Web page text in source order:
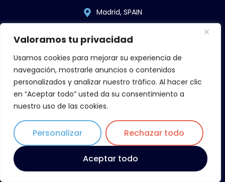
Valoramos tu privacidad
Usamos cookies para mejorar su experiencia de
navegación, mostrarle anuncios o contenidos
personalizados y analizar nuestro tráfico. Al hacer clic
en “Aceptar todo” usted da su consentimiento a
nuestro uso de las cookies.
Personalizar Rechazar todo
Aceptar todo
Madrid, SPAIN
+34 910.885.586
Horario de 09:00 a 18:00 h.